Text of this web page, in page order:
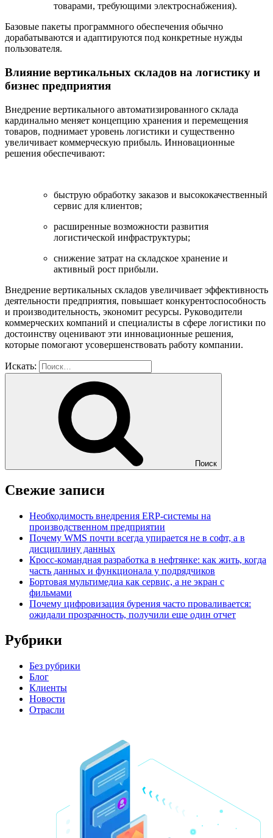
товарами, требующими электроснабжения).
Базовые пакеты программного обеспечения обычно
дорабатываются и адаптируются под конкретные нужды
пользователя.
Влияние вертикальных складов на логистику и
бизнес предприятия
Внедрение вертикального автоматизированного склада
кардинально меняет концепцию хранения и перемещения
товаров, поднимает уровень логистики и существенно
увеличивает коммерческую прибыль. Инновационные
решения обеспечивают:
быструю обработку заказов и высококачественный
сервис для клиентов;
расширенные возможности развития
логистической инфраструктуры;
снижение затрат на складское хранение и
активный рост прибыли.
Внедрение вертикальных складов увеличивает эффективность
деятельности предприятия, повышает конкурентоспособность
и производительность, экономит ресурсы. Руководители
коммерческих компаний и специалисты в сфере логистики по
достоинству оценивают эти инновационные решения,
которые помогают усовершенствовать работу компании.
Искать:
Поиск
Свежие записи
Необходимость внедрения ERP-системы на
производственном предприятии
Почему WMS почти всегда упирается не в софт, а в
дисциплину данных
Кросс-командная разработка в нефтянке: как жить, когда
часть данных и функционала у подрядчиков
Бортовая мультимедиа как сервис, а не экран с
фильмами
Почему цифровизация бурения часто проваливается:
ожидали прозрачность, получили еще один отчет
Рубрики
Без рубрики
Блог
Клиенты
Новости
Отрасли